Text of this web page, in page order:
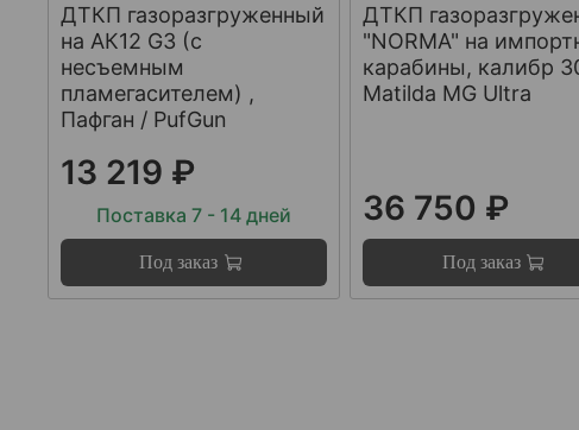
ДТКП газоразгруженный
на АК12 G3 (с
несъемным
пламегасителем) ,
Пафган / PufGun
13 219 ₽
Поставка 7 - 14 дней
Под заказ
ДТКП
"NORMA" на
карабины, калибр
Matilda MG Ultra
36 750 ₽
Под заказ